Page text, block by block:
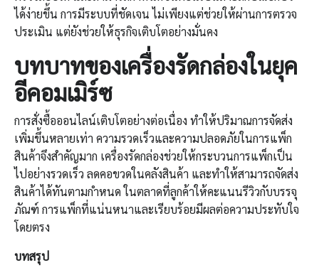
ได้ง่ายขึ้น การมีระบบที่ชัดเจน ไม่เพียงแต่ช่วยให้ผ่านการตรวจ
ประเมิน แต่ยังช่วยให้ธุรกิจเติบโตอย่างมั่นคง
บทบาทของเครื่องรัดกล่องในยุค
อีคอมเมิร์ซ
การสั่งซื้อออนไลน์เติบโตอย่างต่อเนื่อง ทำให้ปริมาณการจัดส่ง
เพิ่มขึ้นหลายเท่า ความรวดเร็วและความปลอดภัยในการแพ็ก
สินค้าจึงสำคัญมาก เครื่องรัดกล่องช่วยให้กระบวนการแพ็กเป็น
ไปอย่างรวดเร็ว ลดคอขวดในคลังสินค้า และทำให้สามารถจัดส่ง
สินค้าได้ทันตามกำหนด ในตลาดที่ลูกค้าให้คะแนนรีวิวกับบรรจุ
ภัณฑ์ การแพ็กที่แน่นหนาและเรียบร้อยมีผลต่อความประทับใจ
โดยตรง
บทสรุป